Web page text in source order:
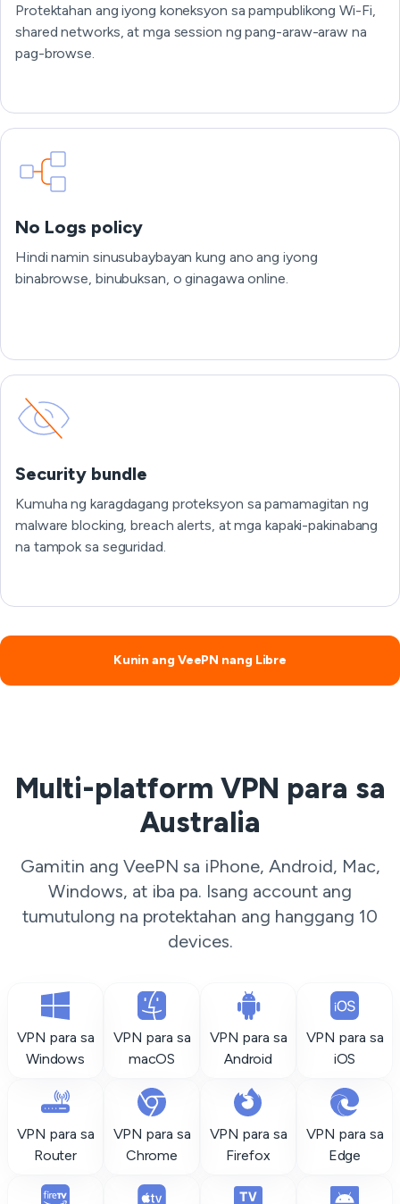
Protektahan ang iyong koneksyon sa pampublikong Wi-Fi,
shared networks, at mga session ng pang-araw-araw na
pag-browse.
No Logs policy
Hindi namin sinusubaybayan kung ano ang iyong
binabrowse, binubuksan, o ginagawa online.
Security bundle
Kumuha ng karagdagang proteksyon sa pamamagitan ng
malware blocking, breach alerts, at mga kapaki-pakinabang
na tampok sa seguridad.
Kunin ang VeePN nang Libre
Multi-platform VPN para sa
Australia
Gamitin ang VeePN sa iPhone, Android, Mac,
Windows, at iba pa. Isang account ang
tumutulong na protektahan ang hanggang 10
devices.
VPN para sa
Windows
VPN para sa
macOS
VPN para sa
Android
VPN para sa
iOS
VPN para sa
Router
VPN para sa
Chrome
VPN para sa
Firefox
VPN para sa
Edge